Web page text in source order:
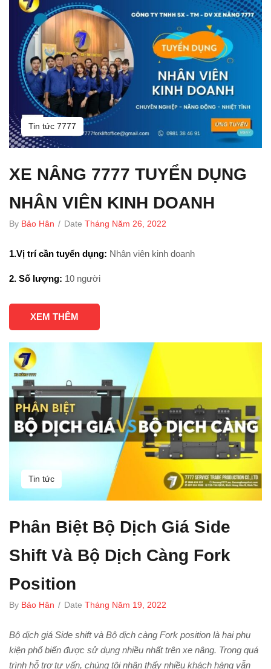
Tin tức 7777
XE NÂNG 7777 TUYỂN DỤNG
NHÂN VIÊN KINH DOANH
By Bảo Hân / Date Tháng Năm 26, 2022
1.Vị trí cần tuyển dụng: Nhân viên kinh doanh
2. Số lượng: 10 người
XEM THÊM
Tin tức
Phân Biệt Bộ Dịch Giá Side
Shift Và Bộ Dịch Càng Fork
Position
By Bảo Hân / Date Tháng Năm 19, 2022
Bộ dịch giá Side shift và Bộ dịch càng Fork position là hai phụ
kiện phổ biến được sử dụng nhiều nhất trên xe nâng. Trong quá
trình hỗ trợ tư vấn, chúng tôi nhận thấy nhiều khách hàng vẫn